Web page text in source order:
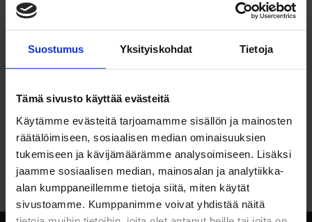
Suostumus Yksityiskohdat Tietoja
Tämä sivusto käyttää evästeitä
Käytämme evästeitä tarjoamamme sisällön ja mainosten
räätälöimiseen, sosiaalisen median ominaisuuksien
tukemiseen ja kävijämäärämme analysoimiseen. Lisäksi
jaamme sosiaalisen median, mainosalan ja analytiikka-
alan kumppaneillemme tietoja siitä, miten käytät
sivustoamme. Kumppanimme voivat yhdistää näitä
Paremmat pro­sessit – työ­stressi vähenee ja
asiakkaat kiit­tävät
Viimeisimmät kommentit
Jari JunkkariaiheestaTulok­sel­lisen mark­ki­
noijan 8 tär­keintä taitoa
JamesaiheestaTulok­sel­lisen mark­ki­noijan 8
tär­keintä taitoa